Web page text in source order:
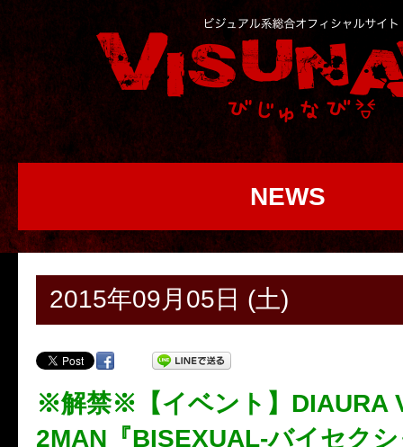
NEWS
2015年09月05日 (土)
※解禁※【イベント】DIAURA
2MAN『BISEXUAL-バイセク